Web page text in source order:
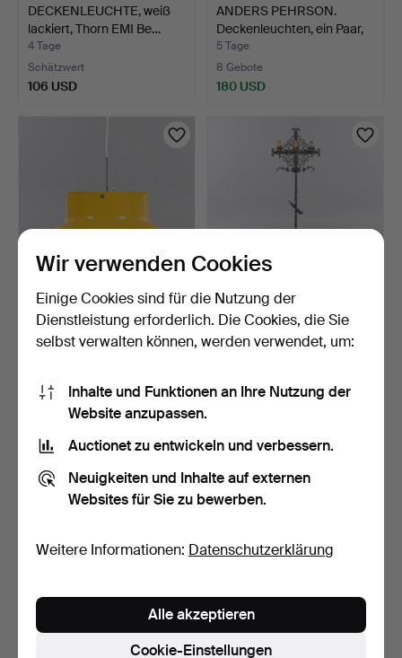
DECKENLEUCHTE, weiß
lackiert, Thorn EMI Be…
4 Tage
Schätzwert
106 USD
ANDERS PEHRSON.
Deckenleuchten, ein Paar,
…
5 Tage
8 Gebote
180 USD
ANDERS PEHRSON.
Deckenleuchte, "Bumling",
…5 Tage
275 USD
STEHLAMPE,
geschmiedet, Schweden
1940er Ja…
5 Tage
159 USD
geschmiedet,
höhenverstellbar, …
SCOTT WILSON.
Tischleuchte, "Sisifo", Arte…
5 Tage
Wir verwenden Cookies
Einige Cookies sind für die Nutzung der
Dienstleistung erforderlich. Die Cookies, die Sie
selbst verwalten können, werden verwendet, um:
Inhalte und Funktionen an Ihre Nutzung der
Website anzupassen.
Auctionet zu entwickeln und verbessern.
Neuigkeiten und Inhalte auf externen
Websites für Sie zu bewerben.
Weitere Informationen: Datenschutzerklärung
Cookie-Einstellungen
Alle akzeptieren